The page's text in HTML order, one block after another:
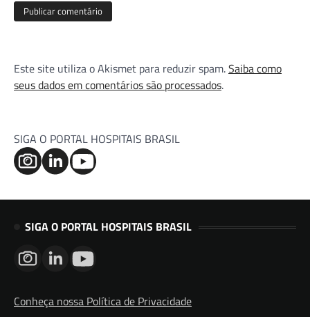
Este site utiliza o Akismet para reduzir spam.Saiba como
seus dados em comentários são processados.
SIGA O PORTAL HOSPITAIS BRASIL
SIGA O PORTAL HOSPITAIS BRASIL
Conheça nossa Política de Privacidade